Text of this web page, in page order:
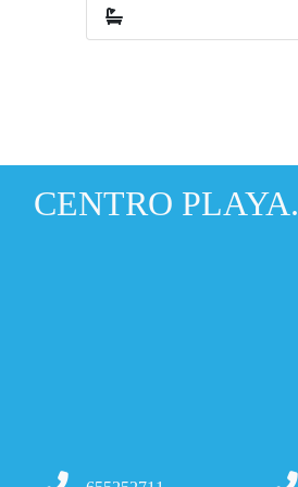
CENTRO PLAYA.